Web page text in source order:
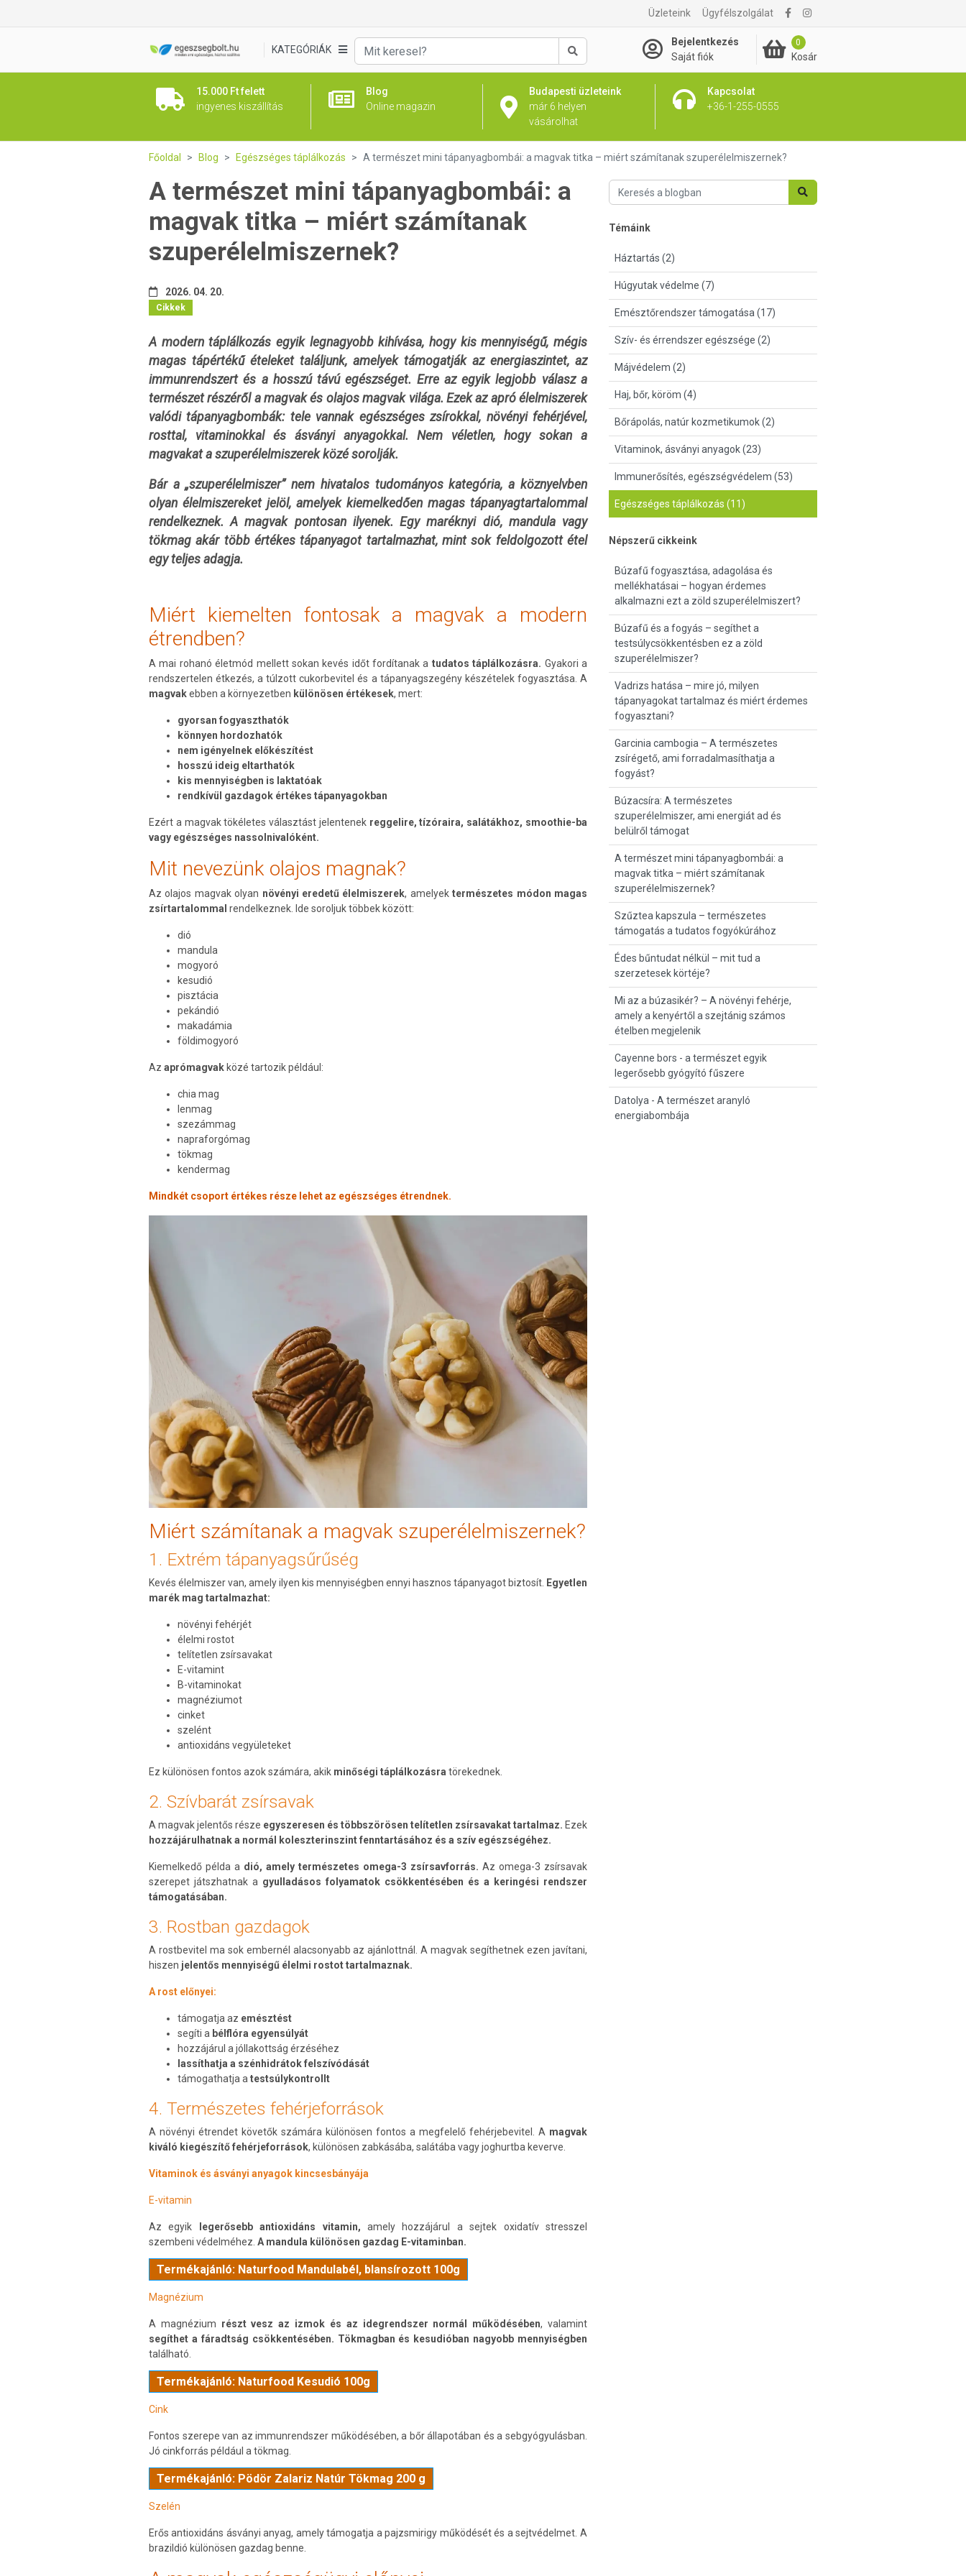
Üzleteink Ügyfélszolgálat
KATEGÓRIÁK
Keresés
Bejelentkezés
Saját fiók
0
Kosár
15.000 Ft felett
ingyenes kiszállítás
Blog
Online magazin
Budapesti üzleteink
már 6 helyen
vásárolhat
Kapcsolat
+36-1-255-0555
Főoldal Blog Egészséges táplálkozás A természet mini tápanyagbombái: a magvak titka – miért számítanak szuperélelmiszernek?
A természet mini tápanyagbombái: a
magvak titka – miért számítanak
szuperélelmiszernek?
2026. 04. 20.
Cikkek
A modern táplálkozás egyik legnagyobb kihívása, hogy kis mennyiségű, mégis
magas tápértékű ételeket találjunk, amelyek támogatják az energiaszintet, az
immunrendszert és a hosszú távú egészséget. Erre az egyik legjobb válasz a
természet részéről a magvak és olajos magvak világa. Ezek az apró élelmiszerek
valódi tápanyagbombák: tele vannak egészséges zsírokkal, növényi fehérjével,
rosttal, vitaminokkal és ásványi anyagokkal. Nem véletlen, hogy sokan a
magvakat a szuperélelmiszerek közé sorolják.
Bár a „szuperélelmiszer” nem hivatalos tudományos kategória, a köznyelvben
olyan élelmiszereket jelöl, amelyek kiemelkedően magas tápanyagtartalommal
rendelkeznek. A magvak pontosan ilyenek. Egy maréknyi dió, mandula vagy
tökmag akár több értékes tápanyagot tartalmazhat, mint sok feldolgozott étel
egy teljes adagja.
Miért kiemelten fontosak a magvak a modern
étrendben?
A mai rohanó életmód mellett sokan kevés időt fordítanak a tudatos táplálkozásra. Gyakori a
rendszertelen étkezés, a túlzott cukorbevitel és a tápanyagszegény készételek fogyasztása. A
magvakebben a környezetben különösen értékesek, mert:
gyorsan fogyaszthatók
könnyen hordozhatók
nem igényelnek előkészítést
hosszú ideig eltarthatók
kis mennyiségben is laktatóak
rendkívül gazdagok értékes tápanyagokban
Ezért a magvak tökéletes választást jelentenek reggelire, tízóraira, salátákhoz, smoothie-ba
vagy egészséges nassolnivalóként.
Mit nevezünk olajos magnak?
Az olajos magvak olyan növényi eredetű élelmiszerek, amelyektermészetes módon magas
zsírtartalommal rendelkeznek. Ide soroljuk többek között:
dió
mandula
mogyoró
kesudió
pisztácia
pekándió
makadámia
földimogyoró
Az aprómagvak közé tartozik például:
chia mag
lenmag
szezámmag
napraforgómag
tökmag
kendermag
Mindkét csoport értékes része lehet az egészséges étrendnek.
Miért számítanak a magvak szuperélelmiszernek?
1. Extrém tápanyagsűrűség
Kevés élelmiszer van, amely ilyen kis mennyiségben ennyi hasznos tápanyagot biztosít. Egyetlen
marék mag tartalmazhat:
növényi fehérjét
élelmi rostot
telítetlen zsírsavakat
E-vitamint
B-vitaminokat
magnéziumot
cinket
szelént
antioxidáns vegyületeket
Ez különösen fontos azok számára, akik minőségi táplálkozásra törekednek.
2. Szívbarát zsírsavak
A magvak jelentős része egyszeresen és többszörösen telítetlen zsírsavakat tartalmaz. Ezek
hozzájárulhatnak a normál koleszterinszint fenntartásához és a szív egészségéhez.
Kiemelkedő példa a dió, amely természetes omega-3 zsírsavforrás. Az omega-3 zsírsavak
szerepet játszhatnak a gyulladásos folyamatok csökkentésében és a keringési rendszer
támogatásában.
3. Rostban gazdagok
A rostbevitel ma sok embernél alacsonyabb az ajánlottnál. A magvak segíthetnek ezen javítani,
hiszen jelentős mennyiségű élelmi rostot tartalmaznak.
A rost előnyei:
támogatja az emésztést
segíti a bélflóra egyensúlyát
hozzájárul a jóllakottság érzéséhez
lassíthatja a szénhidrátok felszívódását
támogathatja a testsúlykontrollt
4. Természetes fehérjeforrások
A növényi étrendet követők számára különösen fontos a megfelelő fehérjebevitel. A magvak
kiváló kiegészítő fehérjeforrások, különösen zabkásába, salátába vagy joghurtba keverve.
Vitaminok és ásványi anyagok kincsesbányája
E-vitamin
Az egyik legerősebb antioxidáns vitamin, amely hozzájárul a sejtek oxidatív stresszel
szembeni védelméhez. A mandula különösen gazdag E-vitaminban.
Termékajánló: Naturfood Mandulabél, blansírozott 100g
Magnézium
A magnézium részt vesz az izmok és az idegrendszer normál működésében, valamint
segíthet a fáradtság csökkentésében. Tökmagban és kesudióban nagyobb mennyiségben
található.
Termékajánló: Naturfood Kesudió 100g
Cink
Fontos szerepe van az immunrendszer működésében, a bőr állapotában és a sebgyógyulásban.
Jó cinkforrás például a tökmag.
Termékajánló: Pödör Zalariz Natúr Tökmag 200 g
Szelén
Erős antioxidáns ásványi anyag, amely támogatja a pajzsmirigy működését és a sejtvédelmet. A
brazildió különösen gazdag benne.
Témáink
Háztartás (2)
Húgyutak védelme (7)
Emésztőrendszer támogatása (17)
Szív- és érrendszer egészsége (2)
Májvédelem (2)
Haj, bőr, köröm (4)
Bőrápolás, natúr kozmetikumok (2)
Vitaminok, ásványi anyagok (23)
Immunerősítés, egészségvédelem (53)
Egészséges táplálkozás (11)
Népszerű cikkeink
Búzafű fogyasztása, adagolása és
mellékhatásai – hogyan érdemes
alkalmazni ezt a zöld szuperélelmiszert?
Búzafű és a fogyás – segíthet a
testsúlycsökkentésben ez a zöld
szuperélelmiszer?
Vadrizs hatása – mire jó, milyen
tápanyagokat tartalmaz és miért érdemes
fogyasztani?
Garcinia cambogia – A természetes
zsírégető, ami forradalmasíthatja a
fogyást?
Búzacsíra: A természetes
szuperélelmiszer, ami energiát ad és
belülről támogat
A természet mini tápanyagbombái: a
magvak titka – miért számítanak
szuperélelmiszernek?
Szűztea kapszula – természetes
támogatás a tudatos fogyókúrához
Édes bűntudat nélkül – mit tud a
szerzetesek körtéje?
Mi az a búzasikér? – A növényi fehérje,
amely a kenyértől a szejtánig számos
ételben megjelenik
Cayenne bors - a természet egyik
legerősebb gyógyító fűszere
Datolya - A természet aranyló
energiabombája